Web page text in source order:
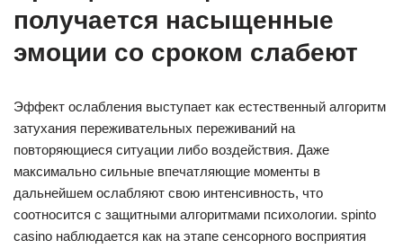
получается насыщенные
эмоции со сроком слабеют
Эффект ослабления выступает как естественный алгоритм
затухания переживательных переживаний на
повторяющиеся ситуации либо воздействия. Даже
максимально сильные впечатляющие моменты в
дальнейшем ослабляют свою интенсивность, что
соотносится с защитными алгоритмами психологии. spinto
casino наблюдается как на этапе сенсорного восприятия